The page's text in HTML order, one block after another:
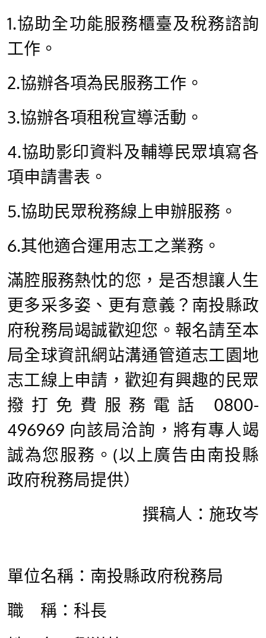
1.協助全功能服務櫃臺及稅務諮詢
工作。
2.協辦各項為民服務工作。
3.協辦各項租稅宣導活動。
4.協助影印資料及輔導民眾填寫各
項申請書表。
5.協助民眾稅務線上申辦服務。
6.其他適合運用志工之業務。
滿腔服務熱忱的您，是否想讓人生
更多采多姿、更有意義？南投縣政
府稅務局竭誠歡迎您。報名請至本
局全球資訊網站溝通管道志工園地
志工線上申請，歡迎有興趣的民眾
撥打免費服務電話 0800-
496969 向該局洽詢，將有專人竭
誠為您服務。(以上廣告由南投縣
政府稅務局提供）
撰稿人：施玫岑
單位名稱：南投縣政府稅務局
職 稱：科長